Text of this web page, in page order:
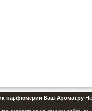
парфюмерии Ваш-Аромат.ру